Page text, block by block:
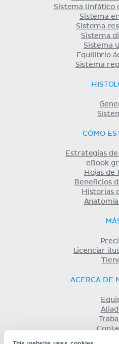
Sistema linfático
Sistema
Sistema
Sistema
Sistema
Equilibrio
Sistema
CÓMO
Estrategias
eBook
Hojas de
Beneficios
Historias
Licenciar
ACERCA DE